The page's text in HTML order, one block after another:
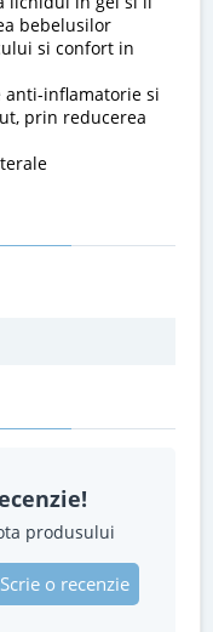
bebelusilor
si confort in
anti-inflamatorie si
prin reducerea
produsului
Scrie o recenzie